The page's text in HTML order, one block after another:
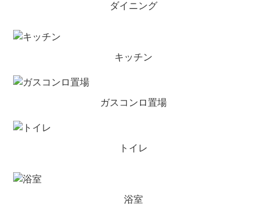
ダイニング
キッチン
ガスコンロ置場
トイレ
浴室